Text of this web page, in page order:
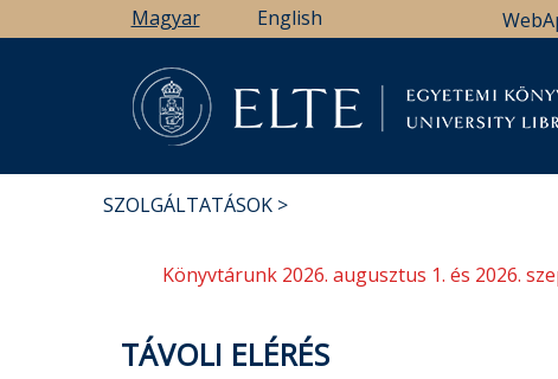
a
Magyar English
SZOLGÁLTATÁSOK
Könyvtárunk 2026. augusztus 1. és 2026.
TÁVOLI ELÉRÉS